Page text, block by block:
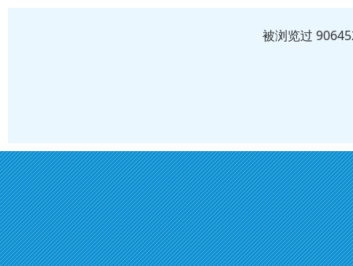
被浏览过